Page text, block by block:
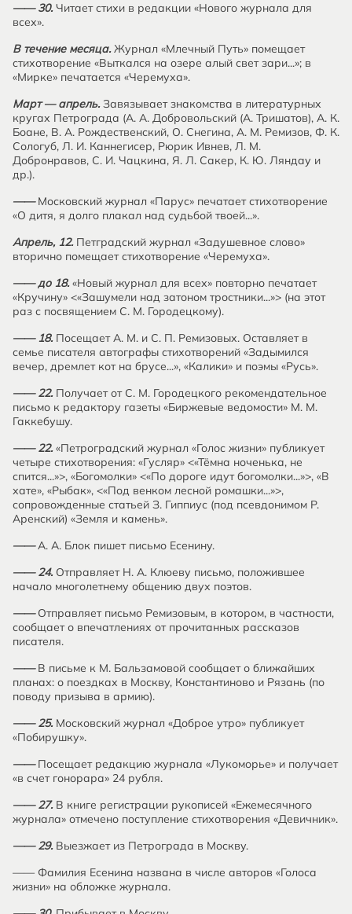
—— 30.Читает стихи в редакции «Нового журнала для
всех».
В течение месяца.Журнал «Млечный Путь» помещает
стихотворение «Выткался на озере алый свет зари...»; в
«Мирке» печатается «Черемуха».
Март — апрель.Завязывает знакомства в литературных
кругах Петрограда (А. А. Добровольский (А. Тришатов), А. К.
Боане, В. А. Рождественский, О. Снегина, А. М. Ремизов, Ф. К.
Сологуб, Л. И. Каннегисер, Рюрик Ивнев, Л. М.
Добронравов, С. И. Чацкина, Я. Л. Сакер, К. Ю. Ляндау и
др.).
——Московский журнал «Парус» печатает стихотворение
«О дитя, я долго плакал над судьбой твоей...».
Апрель, 12.Петградский журнал «Задушевное слово»
вторично помещает стихотворение «Черемуха».
—— до 18.«Новый журнал для всех» повторно печатает
«Кручину» <«Зашумели над затоном тростники...»> (на этот
раз с посвящением С. М. Городецкому).
—— 18.Посещает А. М. и С. П. Ремизовых. Оставляет в
семье писателя автографы стихотворений «Задымился
вечер, дремлет кот на брусе...», «Калики» и поэмы «Русь».
—— 22.Получает от С. М. Городецкого рекомендательное
письмо к редактору газеты «Биржевые ведомости» М. М.
Гаккебушу.
—— 22.«Петроградский журнал «Голос жизни» публикует
четыре стихотворения: «Гусляр» <«Тёмна ноченька, не
спится...»>, «Богомолки» <«По дороге идут богомолки...»>, «В
хате», «Рыбак», <«Под венком лесной ромашки...»>,
сопровожденные статьей З. Гиппиус (под псевдонимом Р.
Аренский) «Земля и камень».
——А. А. Блок пишет письмо Есенину.
—— 24. Отправляет Н. А. Клюеву письмо, положившее
начало многолетнему общению двух поэтов.
——Отправляет письмо Ремизовым, в котором, в частности,
сообщает о впечатлениях от прочитанных рассказов
писателя.
——В письме к М. Бальзамовой сообщает о ближайших
планах: о поездках в Москву, Константиново и Рязань (по
поводу призыва в армию).
—— 25. Московский журнал «Доброе утро» публикует
«Побирушку».
——Посещает редакцию журнала «Лукоморье» и получает
«в счет гонорара» 24 рубля.
—— 27.В книге регистрации рукописей «Ежемесячного
журнала» отмечено поступление стихотворения «Девичник».
—— 29. Выезжает из Петрограда в Москву.
—— Фамилия Есенина названа в числе авторов «Голоса
жизни» на обложке журнала.